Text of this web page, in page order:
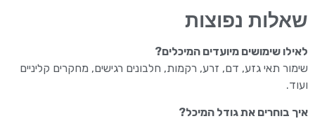
שאלות נפוצות
לאילו שימושים מיועדים המיכלים?
שימור תאי גזע, דם, זרע, רקמות, חלבונים רגישים, מחקרים קליניים
ועוד.
איך בוחרים את גודל המיכל?